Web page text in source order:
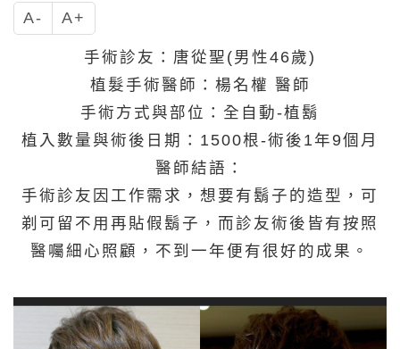
A- A+
手術診友：唐從聖(男性46歲)
植髮手術醫師：楊名權 醫師
手術方式與部位：全自動-植鬍
植入數量與術後日期：1500根-術後1年9個月
醫師結語：
手術診友因工作需求，想要有鬍子的造型，可
剃可留不用再貼假鬍子，而診友術後皆有按照
醫囑細心照顧，不到一年便有很好的成果。